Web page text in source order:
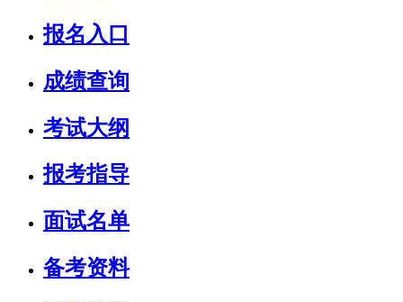
报名入口
成绩查询
考试大纲
报考指导
面试名单
备考资料